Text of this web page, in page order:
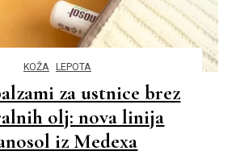
KOŽA LEPOTA
za ustnice brez
olj: nova linija
iz Medexa